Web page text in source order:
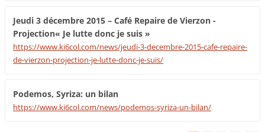
Jeudi 3 décembre 2015 – Café Repaire de Vierzon -
Projection« Je lutte donc je suis »
https://www.ki6col.com/news/jeudi-3-decembre-2015-cafe-repaire-
de-vierzon-projection-je-lutte-donc-je-suis/
Podemos, Syriza: un bilan
https://www.ki6col.com/news/podemos-syriza-un-bilan/